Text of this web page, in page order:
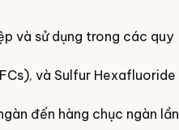
và sử dụng trong các quy
và Sulfur Hexafluoride
đến hàng chục ngàn lần